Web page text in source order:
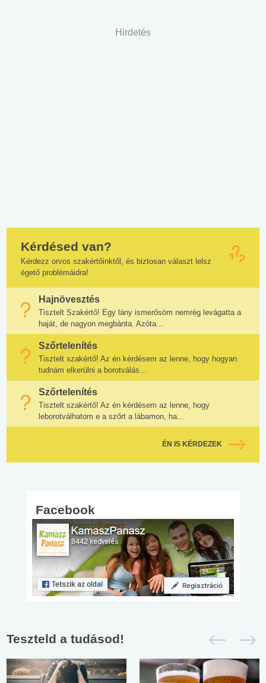
Hirdetés
Kérdésed van?
Kérdezz orvos szakértőinktől, és biztosan választ lelsz
égető problémáidra!
Hajnövesztés
Tisztelt Szakértő! Egy lány ismerősöm nemrég levágatta a
haját, de nagyon megbánta. Azóta...
Szőrtelenítés
Tisztelt szakértő! Az én kérdésem az lenne, hogy hogyan
tudnám elkerülni a borotválás...
Szőrtelenítés
Tisztelt szakértő! Az én kérdésem az lenne, hogy
leborotválhatom e a szőrt a lábamon, ha...
ÉN IS KÉRDEZEK
Facebook
Teszteld a tudásod!